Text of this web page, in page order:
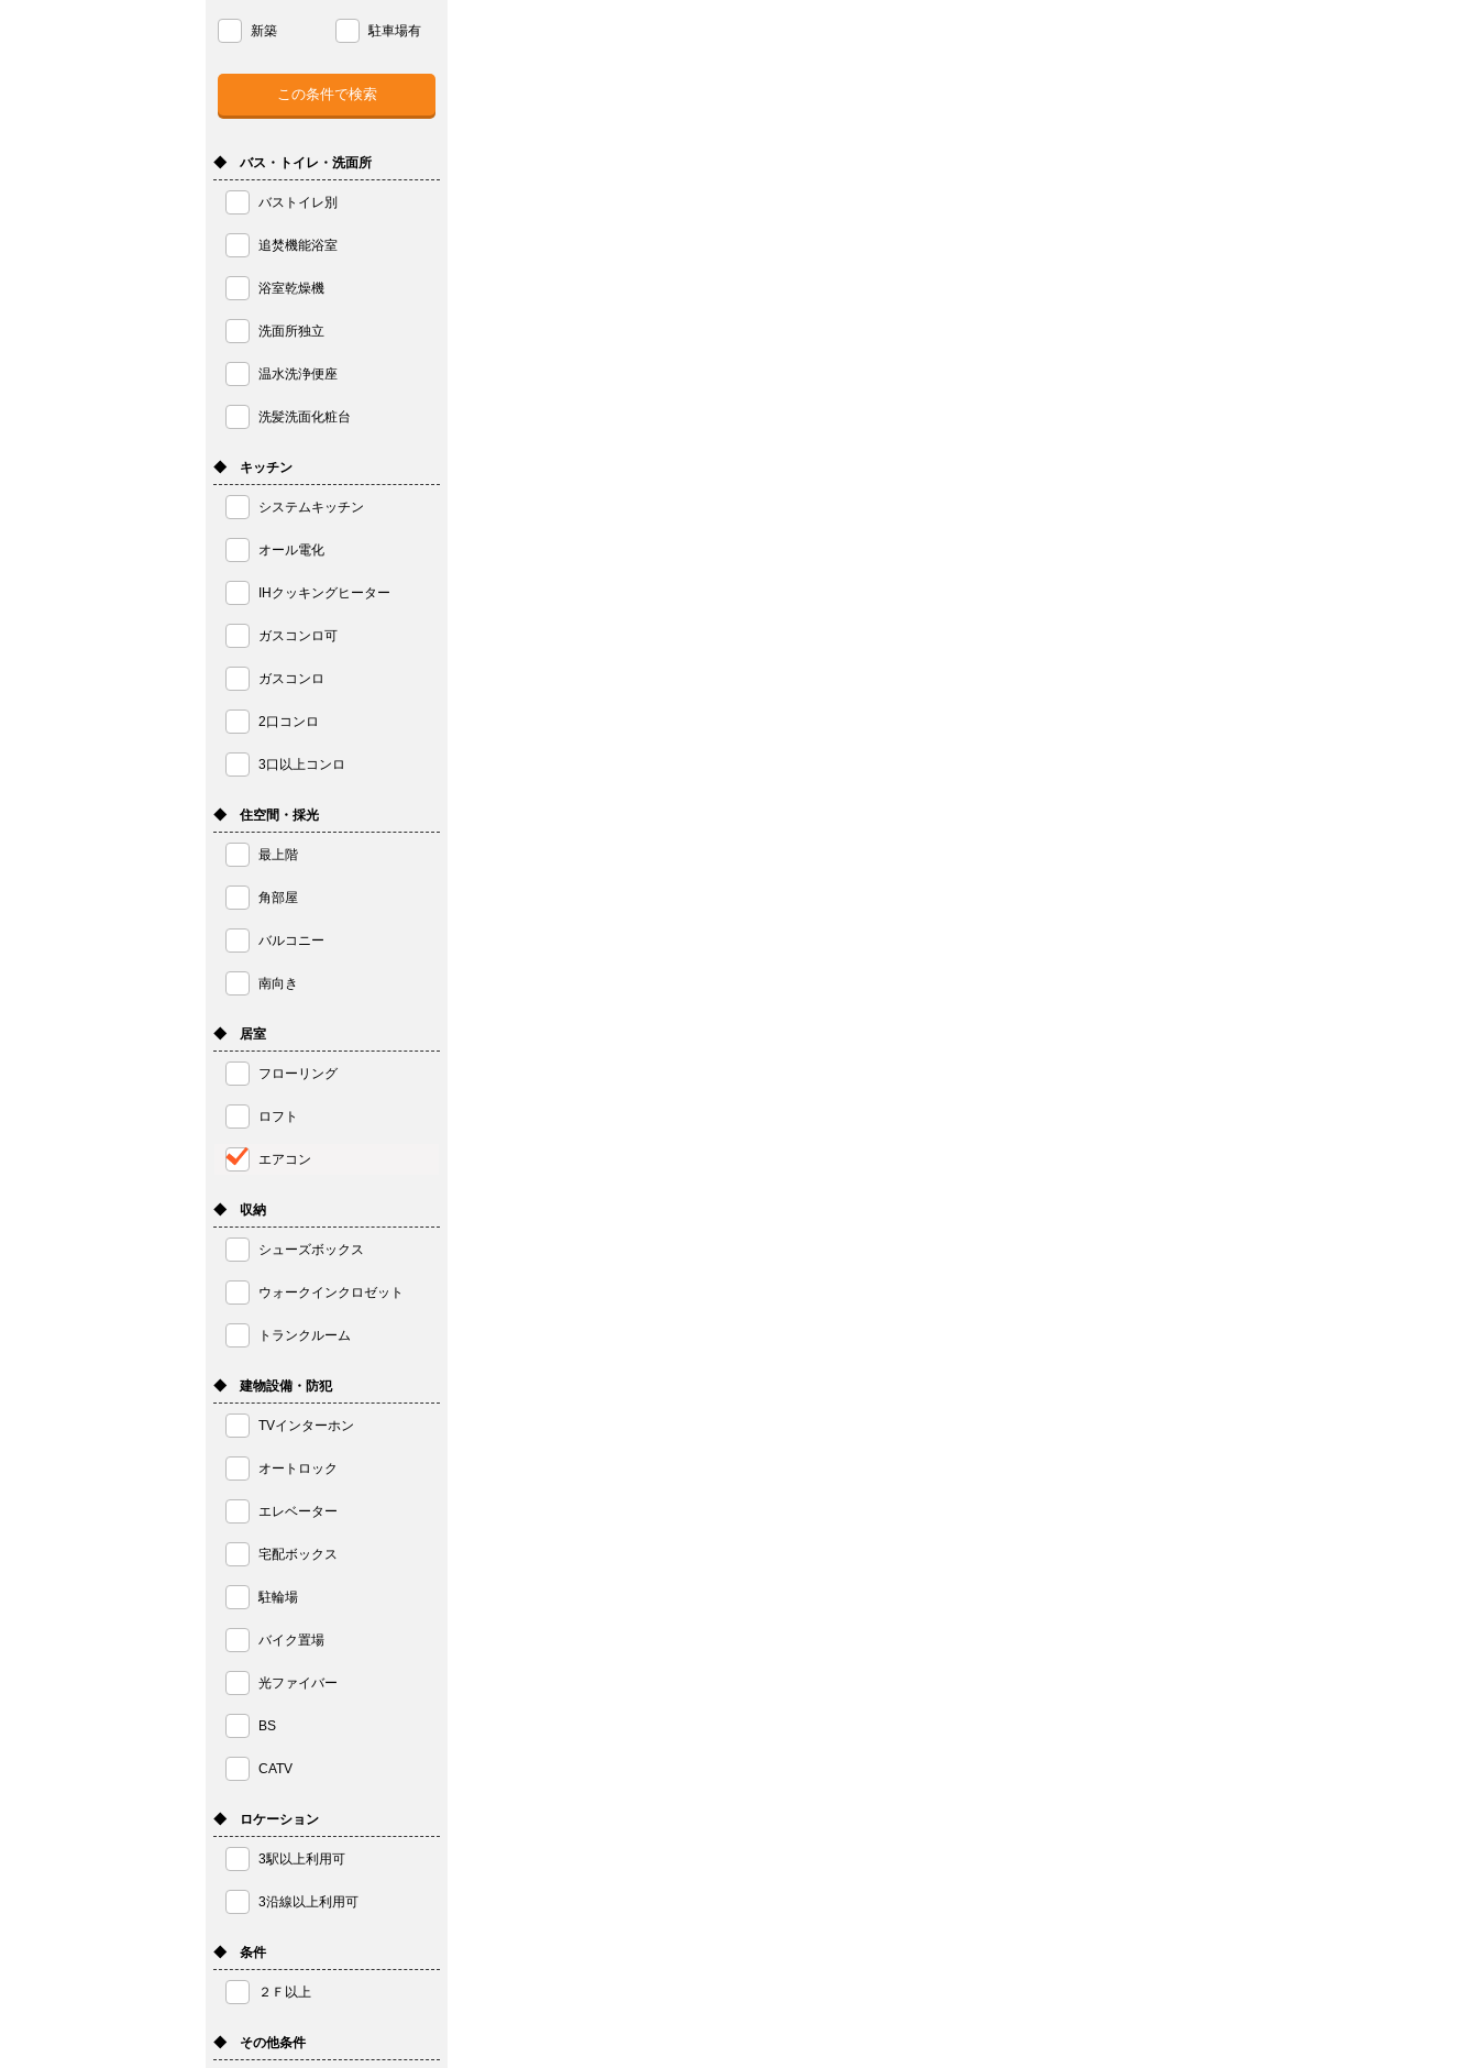
新築 駐車場有
◆ バス・トイレ・洗面所
バストイレ別
追焚機能浴室
浴室乾燥機
洗面所独立
温水洗浄便座
洗髪洗面化粧台
◆ キッチン
システムキッチン
オール電化
IHクッキングヒーター
ガスコンロ可
ガスコンロ
2口コンロ
3口以上コンロ
◆ 住空間・採光
最上階
角部屋
バルコニー
南向き
◆ 居室
フローリング
ロフト
エアコン
◆ 収納
シューズボックス
ウォークインクロゼット
トランクルーム
◆ 建物設備・防犯
TVインターホン
オートロック
エレベーター
宅配ボックス
駐輪場
バイク置場
光ファイバー
BS
CATV
◆ ロケーション
3駅以上利用可
3沿線以上利用可
◆ 条件
２Ｆ以上
◆ その他条件